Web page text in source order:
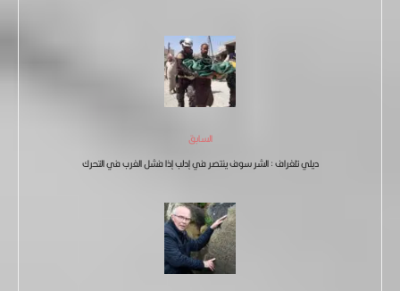
السابق
ديلي تلغراف : الشر سوف ينتصر في إدلب إذا فشل الغرب في التحرك